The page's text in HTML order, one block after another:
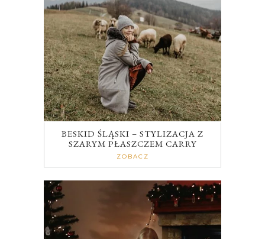
BESKID ŚLĄSKI – STYLIZACJA Z
SZARYM PŁASZCZEM CARRY
ZOBACZ